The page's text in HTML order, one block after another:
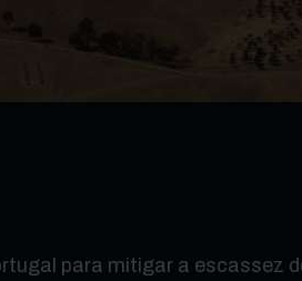
para mitigar a escassez